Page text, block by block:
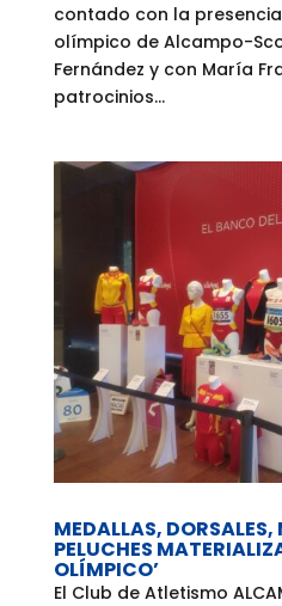
contado con la
olímpico de Alcampo-
Fernández y con María
patrocinios...
MEDALLAS,
PELUCHES
OLÍMPICO’
El Club de Atletismo